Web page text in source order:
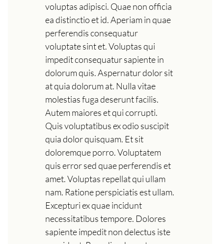
voluptas adipisci. Quae non officia
ea distinctio et id. Aperiam in quae
perferendis consequatur
voluptate sint et. Voluptas qui
impedit consequatur sapiente in
dolorum quis. Aspernatur dolor sit
at quia dolorum at. Nulla vitae
molestias fuga deserunt facilis.
Autem maiores et qui corrupti.
Quis voluptatibus ex odio suscipit
quia dolor quisquam. Et sit
doloremque porro. Voluptatem
quis error sed quae perferendis et
amet. Voluptas repellat qui ullam
nam. Ratione perspiciatis est ullam.
Excepturi ex quae incidunt
necessitatibus tempore. Dolores
sapiente impedit non delectus iste